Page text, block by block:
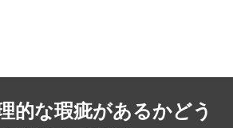
的な瑕疵があるかどう